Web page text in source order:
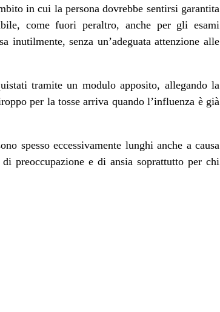
in cui la persona dovrebbe sentirsi garantita
come fuori peraltro, anche per gli esami
senza un’adeguata attenzione alle
tramite un modulo apposito, allegando la
per la tosse arriva quando l’influenza è già
spesso eccessivamente lunghi anche a causa
preoccupazione e di ansia soprattutto per chi